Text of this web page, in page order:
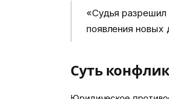
«Судья
появления новых
Суть